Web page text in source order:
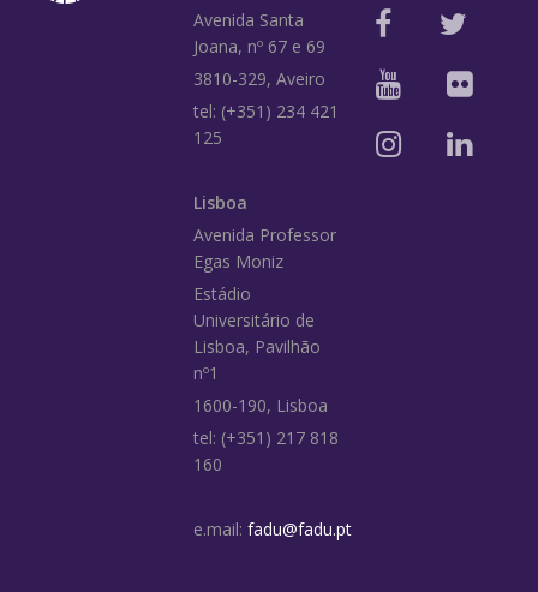
Avenida Santa
Joana, nº 67 e 69
3810-329, Aveiro
tel: (+351) 234 421
125
Lisboa
Avenida Professor
Egas Moniz
Estádio
Universitário de
Lisboa, Pavilhão
nº1
1600-190, Lisboa
tel: (+351) 217 818
160
e.mail: fadu@fadu.pt